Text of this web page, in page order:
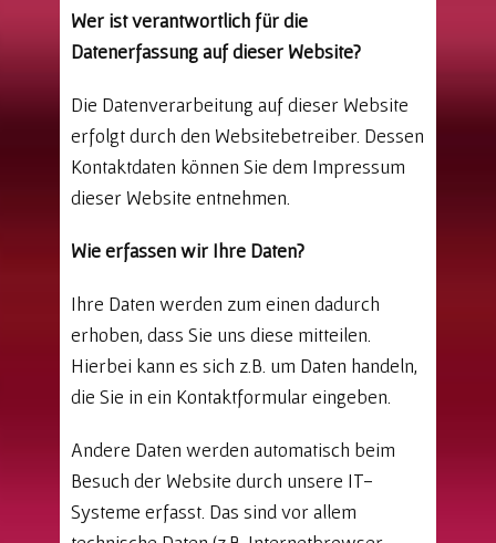
Wer ist verantwortlich für die
Datenerfassung auf dieser Website?
Die Datenverarbeitung auf dieser Website
erfolgt durch den Websitebetreiber. Dessen
Kontaktdaten können Sie dem Impressum
dieser Website entnehmen.
Wie erfassen wir Ihre Daten?
Ihre Daten werden zum einen dadurch
erhoben, dass Sie uns diese mitteilen.
Hierbei kann es sich z.B. um Daten handeln,
die Sie in ein Kontaktformular eingeben.
Andere Daten werden automatisch beim
Besuch der Website durch unsere IT-
Systeme erfasst. Das sind vor allem